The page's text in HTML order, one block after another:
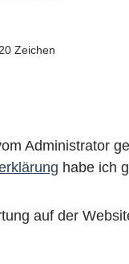
Zeichen
Administrator
habe ich
auf der